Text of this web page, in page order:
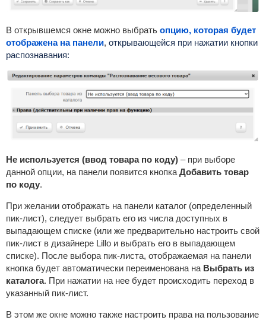
В открывшемся окне можно выбрать опцию, которая будет
отображена на панели, открывающейся при нажатии кнопки
распознавания:
Не используется (ввод товара по коду) – при выборе
данной опции, на панели появится кнопка Добавить товар
по коду.
При желании отображать на панели каталог (определенный
пик-лист), следует выбрать его из числа доступных в
выпадающем списке (или же предварительно настроить свой
пик-лист в дизайнере Lillo и выбрать его в выпадающем
списке). После выбора пик-листа, отображаемая на панели
кнопка будет автоматически переименована на Выбрать из
каталога. При нажатии на нее будет происходить переход в
указанный пик-лист.
В этом же окне можно также настроить права на пользование